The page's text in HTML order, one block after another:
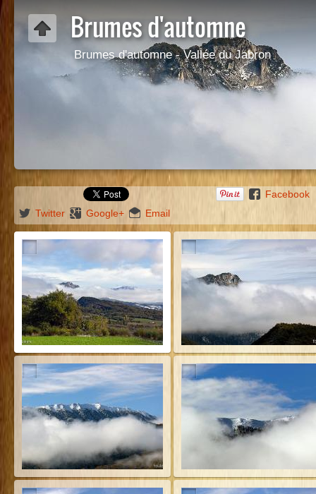
Brumes d'automne
Brumes d'automne - Vallée du Jabron
Facebook
Twitter
Google+ Email